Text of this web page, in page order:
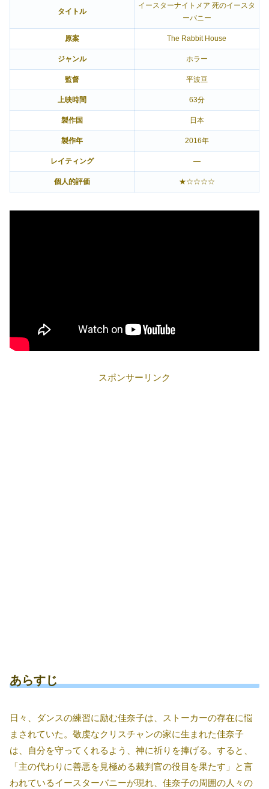
タイトル
イースターナイトメア 死のイースタ
ーバニー
原案 The Rabbit House
ジャンル ホラー
監督 平波亘
上映時間 63分
製作国 日本
製作年 2016年
レイティング ―
個人的評価 ★☆☆☆☆
スポンサーリンク
あらすじ
日々、ダンスの練習に励む佳奈子は、ストーカーの存在に悩
まされていた。敬虔なクリスチャンの家に生まれた佳奈子
は、自分を守ってくれるよう、神に祈りを捧げる。すると、
「主の代わりに善悪を見極める裁判官の役目を果たす」と言
われているイースターバニーが現れ、佳奈子の周囲の人々の